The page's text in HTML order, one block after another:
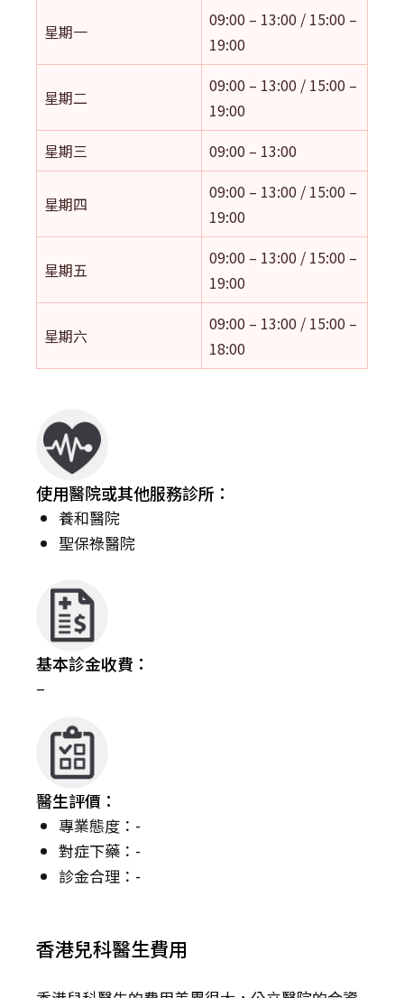
星期一
09:00 – 13:00 / 15:00 –
19:00
星期二
09:00 – 13:00 / 15:00 –
19:00
星期三
09:00 – 13:00
星期四
09:00 – 13:00 / 15:00 –
19:00
星期五
09:00 – 13:00 / 15:00 –
19:00
星期六
09:00 – 13:00 / 15:00 –
18:00
使用醫院或其他服務診所：
養和醫院
聖保祿醫院
基本診金收費：
–
醫生評價：
專業態度：-
對症下藥：-
診金合理：-
香港兒科醫生費用